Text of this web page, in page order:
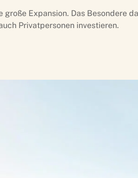
Expansion. Das Besondere
Privatpersonen investieren.